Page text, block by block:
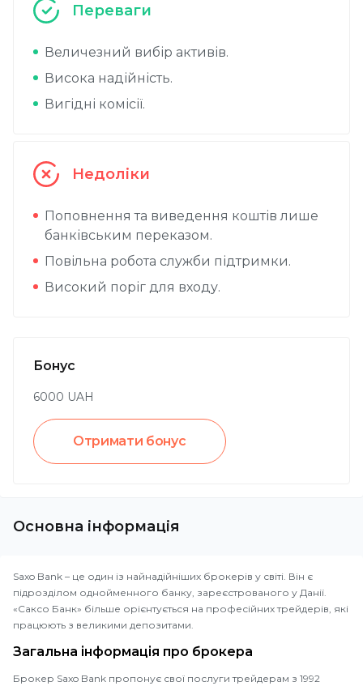
Переваги
Величезний вибір активів.
Висока надійність.
Вигідні комісії.
Недоліки
Поповнення та виведення коштів лише
банківським переказом.
Повільна робота служби підтримки.
Високий поріг для входу.
Бонус
6000 UAH
Отримати бонус
Основна інформація
Saxo Bank – це один із найнадійніших брокерів у світі. Він є
підрозділом однойменного банку, зареєстрованого у Данії.
«Саксо Банк» більше орієнтується на професійних трейдерів, які
працюють з великими депозитами.
Загальна інформація про брокера
Брокер Saxo Bank пропонує свої послуги трейдерам з 1992